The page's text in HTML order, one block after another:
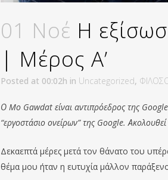
01 Νοέ Η
| Μέρος Α’
Posted at 00:02h in Uncategorized,
Ο Mo Gawdat είναι αντιπρόεδρος της
“εργοστάσιο ονείρων” της Google.
Δεκαεπτά μέρες μετά τον θάνατο του
θέμα μου ήταν η ευτυχία μάλλον